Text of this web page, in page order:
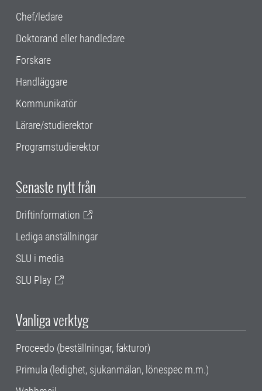
Chef/ledare
Doktorand eller handledare
Forskare
Handläggare
Kommunikatör
Lärare/studierektor
Programstudierektor
Senaste nytt från
Driftinformation
Lediga anställningar
SLU i media
SLU Play
Vanliga verktyg
Proceedo (beställningar, fakturor)
Primula (ledighet, sjukanmälan, lönespec m.m.)